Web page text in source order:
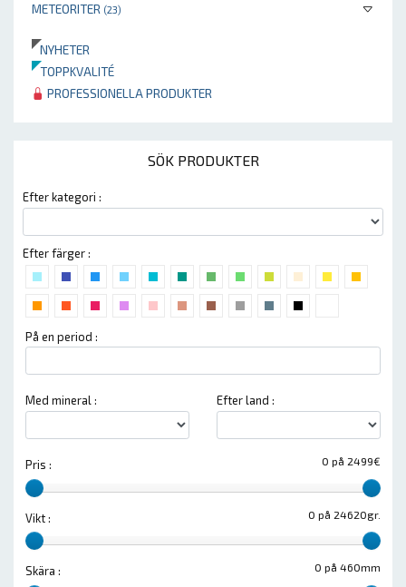
METEORITER (23)
NYHETER
TOPPKVALITÉ
PROFESSIONELLA PRODUKTER
SÖK PRODUKTER
Efter kategori :
Efter färger :
På en period :
Med mineral : Efter land :
0 på 2499€
Pris :
0 på 24620gr.
Vikt :
0 på 460mm
Skära :